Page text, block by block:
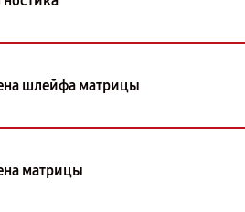
шлейфа матрицы
матрицы